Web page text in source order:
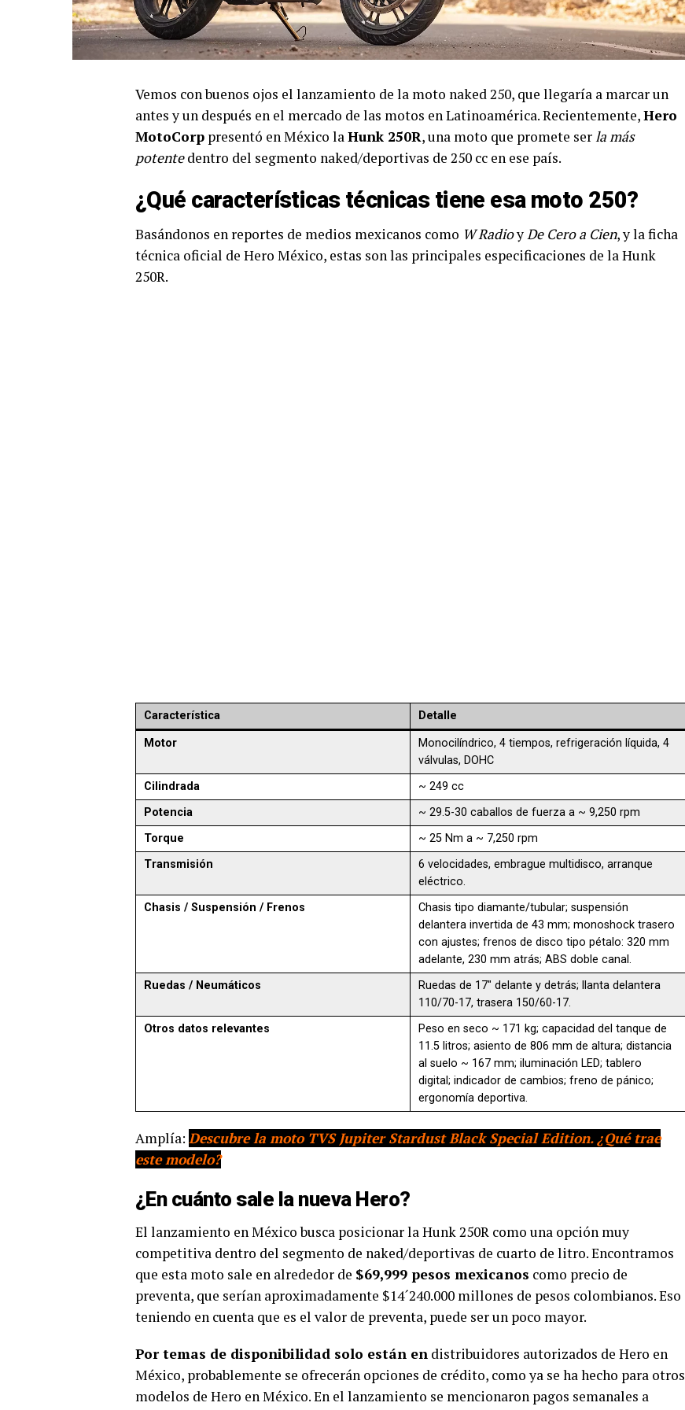
Vemos con buenos ojos el lanzamiento de la moto naked 250, que llegaría a marcar un
antes y un después en el mercado de las motos en Latinoamérica. Recientemente,Hero
MotoCorp presentó en México laHunk 250R, una moto que promete serla más
potentedentro del segmento naked/deportivas de 250 cc en ese país.
¿Qué características técnicas tiene esa moto 250?
Basándonos en reportes de medios mexicanos como W RadioyDe Cero a Cien, y la ficha
técnica oficial de Hero México, estas son las principales especificaciones de la Hunk
250R.
Característica Detalle
Motor
Monocilíndrico, 4 tiempos, refrigeración líquida, 4
válvulas, DOHC
Cilindrada
~ 249 cc
Potencia
~ 29.5-30 caballos de fuerza a ~ 9,250 rpm
Torque
~ 25 Nm a ~ 7,250 rpm
Transmisión
6 velocidades, embrague multidisco, arranque
eléctrico.
Chasis / Suspensión / Frenos
Chasis tipo diamante/tubular; suspensión
delantera invertida de 43 mm; monoshock trasero
con ajustes; frenos de disco tipo pétalo: 320 mm
adelante, 230 mm atrás; ABS doble canal.
Ruedas / Neumáticos
Ruedas de 17″ delante y detrás; llanta delantera
110/70-17, trasera 150/60-17.
Otros datos relevantes
Peso en seco ~ 171 kg; capacidad del tanque de
11.5 litros; asiento de 806 mm de altura; distancia
al suelo ~ 167 mm; iluminación LED; tablero
digital; indicador de cambios; freno de pánico;
ergonomía deportiva.
Amplía: Descubre la moto TVS Jupiter Stardust Black Special Edition. ¿Qué trae
este modelo?
¿En cuánto sale la nueva Hero?
El lanzamiento en México busca posicionar la Hunk 250R como una opción muy
competitiva dentro del segmento de naked/deportivas de cuarto de litro. Encontramos
que esta moto sale en alrededor de $69,999 pesos mexicanos como precio de
preventa, que serían aproximadamente $14´240.000 millones de pesos colombianos. Eso
teniendo en cuenta que es el valor de preventa, puede ser un poco mayor.
Por temas de disponibilidad solo están en distribuidores autorizados de Hero en
México, probablemente se ofrecerán opciones de crédito, como ya se ha hecho para otros
modelos de Hero en México. En el lanzamiento se mencionaron pagos semanales a